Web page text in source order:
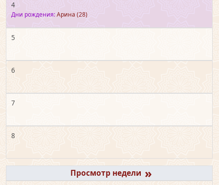
4
Дни рождения:Арина (28)
5
6
7
8
»